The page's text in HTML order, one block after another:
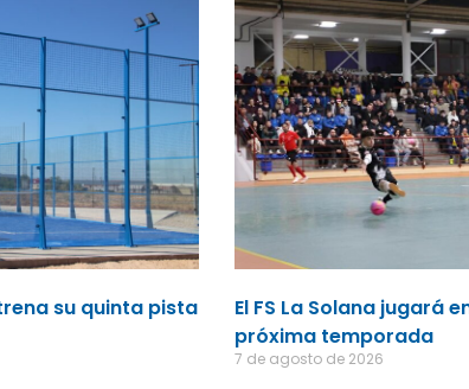
su quinta pista
El FS La Solana jugará
próxima temporada
7 de agosto de 2026